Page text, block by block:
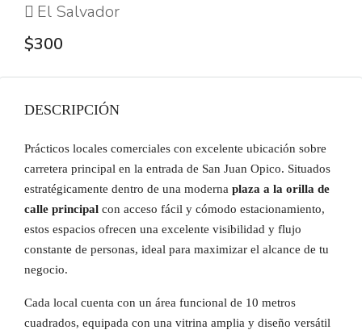
El Salvador
$300
DESCRIPCIÓN
Prácticos locales comerciales con excelente ubicación sobre
carretera principal en la entrada de San Juan Opico. Situados
estratégicamente dentro de una moderna plaza a la orilla de
calle principal con acceso fácil y cómodo estacionamiento,
estos espacios ofrecen una excelente visibilidad y flujo
constante de personas, ideal para maximizar el alcance de tu
negocio.
Cada local cuenta con un área funcional de 10 metros
cuadrados, equipada con una vitrina amplia y diseño versátil